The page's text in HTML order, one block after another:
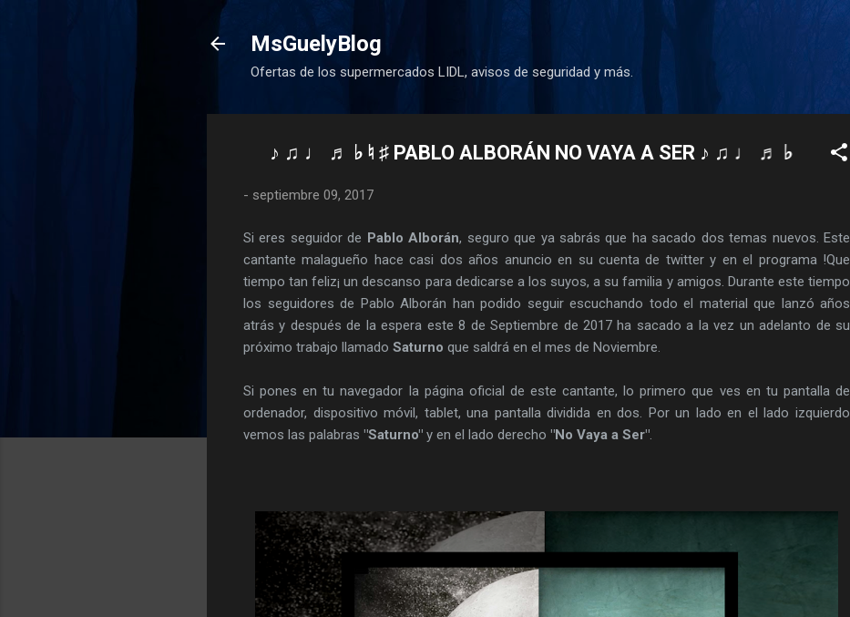
MsGuelyBlog
Ofertas de los supermercados LIDL, avisos de seguridad y más.
♪ ♫ ♩ ♬ ♭ ♮ ♯ PABLO ALBORÁN NO VAYA A SER ♪ ♫ ♩ ♬ ♭ ♮ ♯
- septiembre 09, 2017
Si eres seguidor de Pablo Alborán, seguro que ya sabrás que ha sacado dos temas nuevos. Este
cantante malagueño hace casi dos años anuncio en su cuenta de twitter y en el programa !Que
tiempo tan feliz¡ un descanso para dedicarse a los suyos, a su familia y amigos. Durante este tiempo
los seguidores de Pablo Alborán han podido seguir escuchando todo el material que lanzó años
atrás y después de la espera este 8 de Septiembre de 2017 ha sacado a la vez un adelanto de su
próximo trabajo llamado Saturno que saldrá en el mes de Noviembre.
Si pones en tu navegador la página oficial de este cantante, lo primero que ves en tu pantalla de
ordenador, dispositivo móvil, tablet, una pantalla dividida en dos. Por un lado en el lado izquierdo
vemos las palabras "Saturno" y en el lado derecho "No Vaya a Ser"